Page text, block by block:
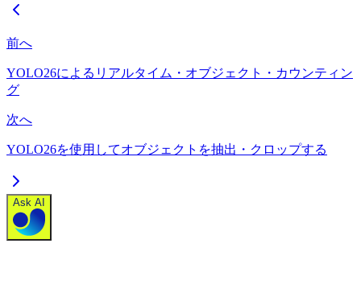
前へ
YOLO26によるリアルタイム・オブジェクト・カウンティン
グ
次へ
YOLO26を使用してオブジェクトを抽出・クロップする
Ask AI